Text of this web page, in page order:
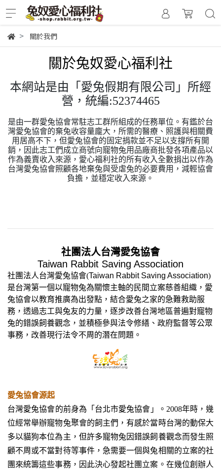
關於我們
關於兔奴愛心福利社
本網站是由「愛兔假期有限公司」所經
營，統編:52374465
是由一群愛兔協會常駐志工群所組成的任務單位。有鑑於台
灣愛兔協會的棄兔收容量龐大，所需的醫療、照護與相關費
用居高不下，但愛兔協會的固定捐款並不足以支撐所有開
銷，因此志工們成立商號向寵物兔用品廠商批發各項產品以
作為義賣收入來源，愛心福利社的所有收入全數捐出以作為
台灣愛兔協會照顧各地棄兔與受虐兔的必要費用，減輕協會
負擔，並穩定收入來源。
社團法人台灣愛兔協會
Taiwan Rabbit Saving Association
社團法人台灣愛兔協會(Taiwan Rabbit Saving Association)
是台灣第一個以寵物兔為關懷主軸的民間立案慈善組織，愛
兔協會以教育推廣為出發點，結合愛兔之家的急難救助服
務，透過志工與兔友的力量，逐步改善台灣地區普遍對寵物
兔的錯誤飼養觀念，並積極參與法令修繕、政府監督等公眾
事務，改善現行法令不周的潛在問題。
愛兔協會源起
台灣愛兔協會的前身為「台北市愛兔協會」。2008年時，幾
位經常舉辦寵物兔聚會的飼主們，有感於當時台灣的動保大
多以貓狗本位為主，但許多寵物兔因錯誤飼養觀念而發生照
顧不周或不當對待等事件，急需要一個與兔相關的立案的社
團來統籌這些事務，因此決心發起社團立案。在幾位創辦人